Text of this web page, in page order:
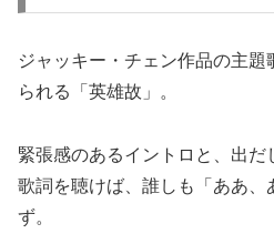
ジャッキー・チェン作品の主
られる「英雄故」。
緊張感のあるイントロと、出だ
歌詞を聴けば、誰しも「ああ、
ず。